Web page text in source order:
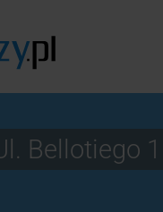
Bellotiego